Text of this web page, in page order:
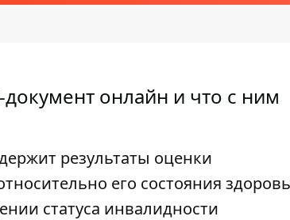
онлайн и что с ним
результаты оценки
его состояния
статуса инвалидности